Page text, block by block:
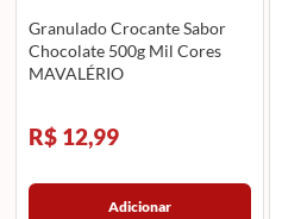
Granulado Crocante Sabor
Chocolate 500g Mil Cores
MAVALÉRIO
R$ 12,99
Adicionar